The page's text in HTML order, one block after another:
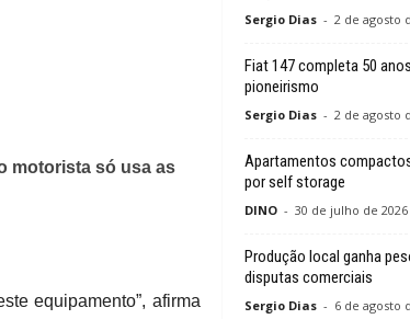
motorista só usa as
equipamento”, afirma
Sergio Dias - 2 de agosto
Fiat 147 completa 50
pioneirismo
Sergio Dias - 2 de agosto
Apartamentos
por self storage
DINO - 30 de julho de 2026
Produção local ganha
disputas comerciais
Sergio Dias - 6 de agosto